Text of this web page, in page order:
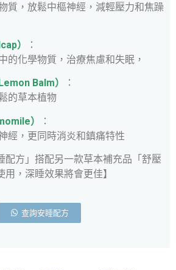
質，放鬆中樞神經，減輕壓力和焦躁
）
：
的化學物質，治療焦慮和失眠，
Balm）
：
的草本植物
）
：
經，更同時消炎和鎮痛特性
配方」搭配另一款草本補充品「舒壓
用，深睡效果將會更佳】
查詢安睡配方